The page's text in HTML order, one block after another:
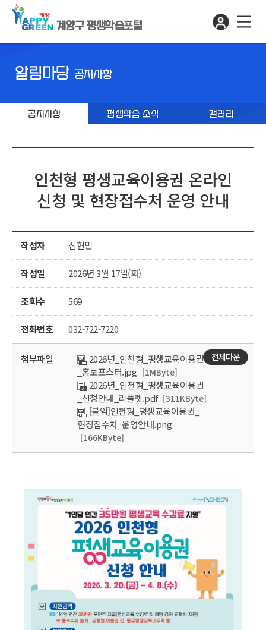
계양구 평생학습포털
알림마당 공지사항
공지사항 평생학습 소식 갤러리
인천형 평생교육이용권 온라인
신청 및 현장접수처 운영 안내
작성자 신현민
작성일 2026년 3월 17일(화)
조회수 569
전화번호 032-722-7220
첨부파일
2026년_인천형_평생교육이용권
_홍보포스터.jpg [1MByte]
2026년_인천형_평생교육이용권
_신청안내_리플렛.pdf [311KByte]
[붙임]인천형_평생교육이용권_
현장접수처_운영안내.png
[166KByte]
전체다운